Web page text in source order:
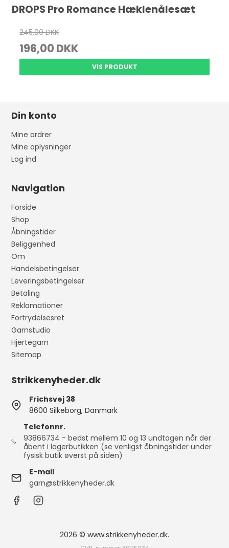
DROPS Pro Romance Hæklenålesæt
245,00 DKK
196,00 DKK
VIS PRODUKT
Din konto
Mine ordrer
Mine oplysninger
Log ind
Navigation
Forside
Shop
Åbningstider
Beliggenhed
Om
Handelsbetingelser
Leveringsbetingelser
Betaling
Reklamationer
Fortrydelsesret
Garnstudio
Hjertegarn
Sitemap
Strikkenyheder.dk
Frichsvej 38
8600 Silkeborg, Danmark
Telefonnr.
93866734 - bedst mellem 10 og 13 undtagen når der
åbent i lagerbutikken (se venligst åbningstider under
fysisk butik øverst på siden)
E-mail
garn@strikkenyheder.dk
2026 © www.strikkenyheder.dk.